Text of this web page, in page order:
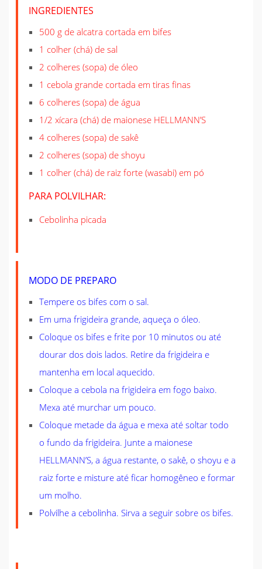
INGREDIENTES
500 g de alcatra cortada em bifes
1 colher (chá) de sal
2 colheres (sopa) de óleo
1 cebola grande cortada em tiras finas
6 colheres (sopa) de água
1/2 xícara (chá) de maionese HELLMANN’S
4 colheres (sopa) de sakê
2 colheres (sopa) de shoyu
1 colher (chá) de raiz forte (wasabi) em pó
PARA POLVILHAR:
Cebolinha picada
MODO DE PREPARO
Tempere os bifes com o sal.
Em uma frigideira grande, aqueça o óleo.
Coloque os bifes e frite por 10 minutos ou até
dourar dos dois lados. Retire da frigideira e
mantenha em local aquecido.
Coloque a cebola na frigideira em fogo baixo.
Mexa até murchar um pouco.
Coloque metade da água e mexa até soltar todo
o fundo da frigideira. Junte a maionese
HELLMANN’S, a água restante, o sakê, o shoyu e a
raiz forte e misture até ficar homogêneo e formar
um molho.
Polvilhe a cebolinha. Sirva a seguir sobre os bifes.